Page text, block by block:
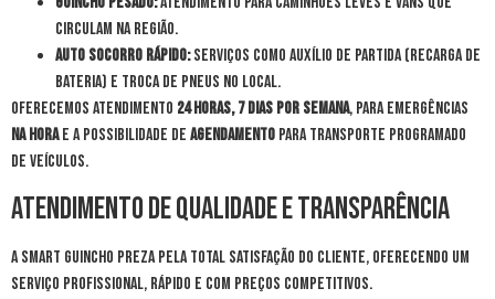
circulam na região.
Auto Socorro Rápido:Serviços como auxílio de partida (recarga de
bateria) e troca de pneus no local.
Oferecemos atendimento 24 horas, 7 dias por semana, para emergências
na horae a possibilidade de agendamento para transporte programado
de veículos.
Atendimento de Qualidade e Transparência
A Smart Guincho preza pela total satisfação do cliente, oferecendo um
serviço profissional, rápido e com preços competitivos.